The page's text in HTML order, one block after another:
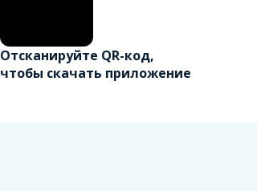
Отсканируйте QR-код,
чтобы скачать приложение